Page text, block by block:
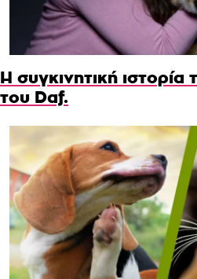
Η συγκινητική ιστορία
του Daf.